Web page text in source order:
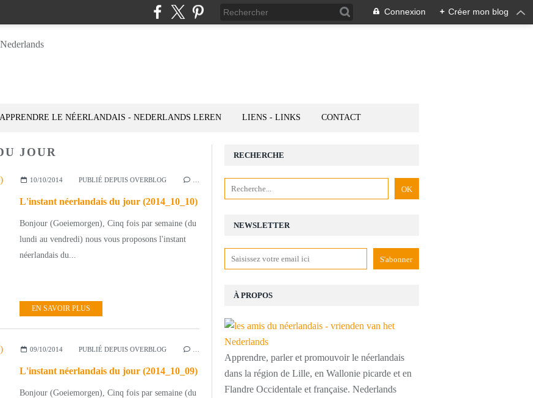
Connexion + Créer mon blog
APPRENDRE LE NÉERLANDAIS - NEDERLANDS LEREN LIENS - LINKS CONTACT
JOUR
10/10/2014 PUBLIÉ DEPUIS OVERBLOG
L'instant néerlandais du jour (2014_10_10)
Bonjour (Goeiemorgen), Cinq fois par semaine (du
lundi au vendredi) nous vous proposons l'instant
néerlandais du...
EN SAVOIR PLUS
09/10/2014 PUBLIÉ DEPUIS OVERBLOG
L'instant néerlandais du jour (2014_10_09)
Bonjour (Goeiemorgen), Cinq fois par semaine (du
NEWSLETTER
RECHERCHE
À PROPOS
Apprendre, parler et promouvoir le néerlandais
dans la région de Lille, en Wallonie picarde et en
Flandre Occidentale et française. Nederlands